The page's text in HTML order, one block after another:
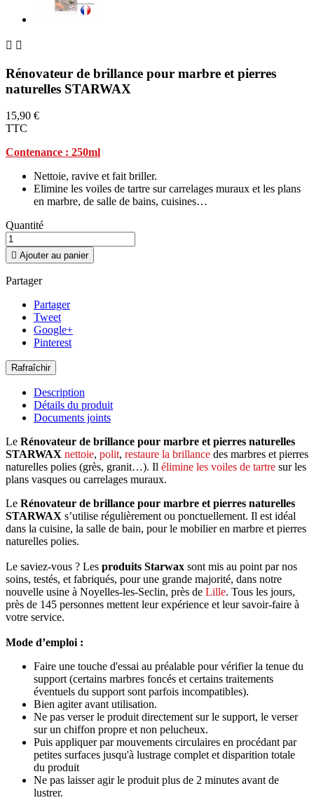
 
Rénovateur de brillance pour marbre et pierres
naturelles STARWAX
15,90 €
TTC
Contenance : 250ml
Nettoie, ravive et fait briller.
Elimine les voiles de tartre sur carrelages muraux et les plans
en marbre, de salle de bains, cuisines…
Quantité
 Ajouter au panier
Partager
Partager
Tweet
Google+
Pinterest
Description
Détails du produit
Documents joints
Le Rénovateur de brillance pour marbre et pierres naturelles
STARWAX nettoie, polit, restaure la brillance des marbres et pierres
naturelles polies (grès, granit…). Il élimine les voiles de tartre sur les
plans vasques ou carrelages muraux.
Le Rénovateur de brillance pour marbre et pierres naturelles
STARWAX s’utilise régulièrement ou ponctuellement. Il est idéal
dans la cuisine, la salle de bain, pour le mobilier en marbre et pierres
naturelles polies.
Le saviez-vous ? Les produits Starwax sont mis au point par nos
soins, testés, et fabriqués, pour une grande majorité, dans notre
nouvelle usine à Noyelles-les-Seclin, près de Lille. Tous les jours,
près de 145 personnes mettent leur expérience et leur savoir-faire à
votre service.
Mode d’emploi :
Faire une touche d'essai au préalable pour vérifier la tenue du
support (certains marbres foncés et certains traitements
éventuels du support sont parfois incompatibles).
Bien agiter avant utilisation.
Ne pas verser le produit directement sur le support, le verser
sur un chiffon propre et non pelucheux.
Puis appliquer par mouvements circulaires en procédant par
petites surfaces jusqu'à lustrage complet et disparition totale
du produit
Ne pas laisser agir le produit plus de 2 minutes avant de
lustrer.